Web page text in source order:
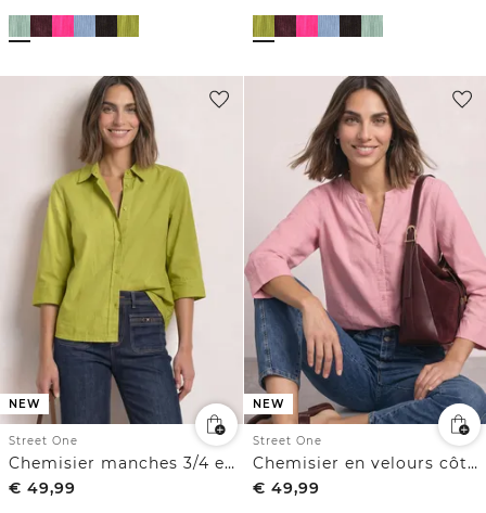
NEW
Street One
Chemisier manches 3/4 en velours côtelé texturé
€ 49,99
NEW
Street One
Chemisier en velours côtelé à col fendu et manches 3/4
€ 49,99